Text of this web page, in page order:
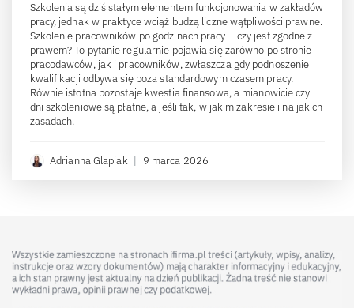
Szkolenia są dziś stałym elementem funkcjonowania w zakładów
pracy, jednak w praktyce wciąż budzą liczne wątpliwości prawne.
Szkolenie pracowników po godzinach pracy – czy jest zgodne z
prawem? To pytanie regularnie pojawia się zarówno po stronie
pracodawców, jak i pracowników, zwłaszcza gdy podnoszenie
kwalifikacji odbywa się poza standardowym czasem pracy.
Równie istotna pozostaje kwestia finansowa, a mianowicie czy
dni szkoleniowe są płatne, a jeśli tak, w jakim zakresie i na jakich
zasadach.
Adrianna Glapiak | 9 marca 2026